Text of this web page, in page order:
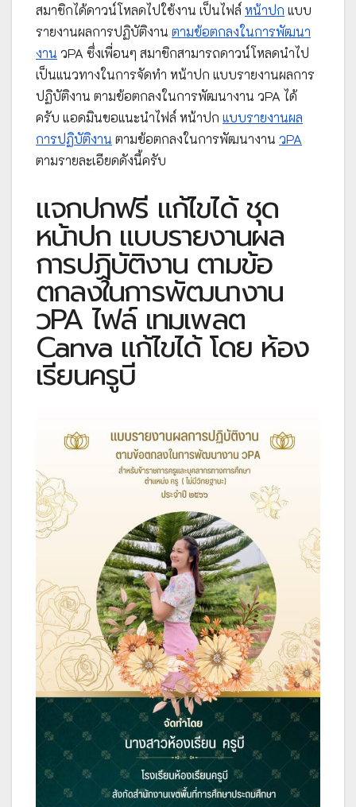
สมาชิกได้ดาวน์โหลดไปใช้งาน เป็นไฟล์ หน้าปก แบบ
รายงานผลการปฏิบัติงาน ตามข้อตกลงในการพัฒนา
งาน วPA ซึ่งเพื่อนๆ สมาชิกสามารถดาวน์โหลดนำไป
เป็นแนวทางในการจัดทำ หน้าปก แบบรายงานผลการ
ปฏิบัติงาน ตามข้อตกลงในการพัฒนางาน วPA ได้
ครับ แอดมินขอแนะนำไฟล์ หน้าปก แบบรายงานผล
การปฏิบัติงาน ตามข้อตกลงในการพัฒนางาน วPA
ตามรายละเอียดดังนี้ครับ
แจกปกฟรี แก้ไขได้ ชุด
หน้าปก แบบรายงานผล
การปฏิบัติงาน ตามข้อ
ตกลงในการพัฒนางาน
วPA ไฟล์ เทมเพลต
Canva แก้ไขได้ โดย ห้อง
เรียนครูบี